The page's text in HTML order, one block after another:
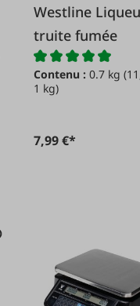
Westline Liqueur de
truite fumée
Contenu :0.7 kg
1 kg)
7,99 €*